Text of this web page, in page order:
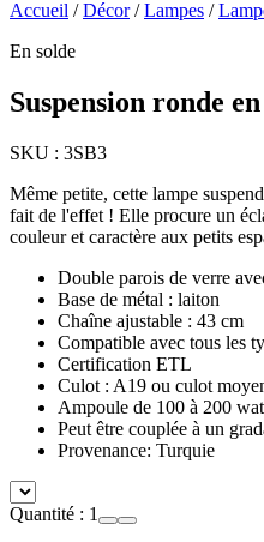
Accueil /Décor/Lampes /
En solde
Suspension ronde
SKU : 3SB3
Même petite, cette lampe
fait de l'effet ! Elle procure un
couleur et caractère aux petits
Double parois de verre
Base de métal : laiton
Chaîne ajustable : 43 cm
Compatible avec tous les
Certification ETL
Culot : A19 ou culot
Ampoule de 100 à 200
Peut être couplée à un
Provenance: Turquie
Quantité : 1